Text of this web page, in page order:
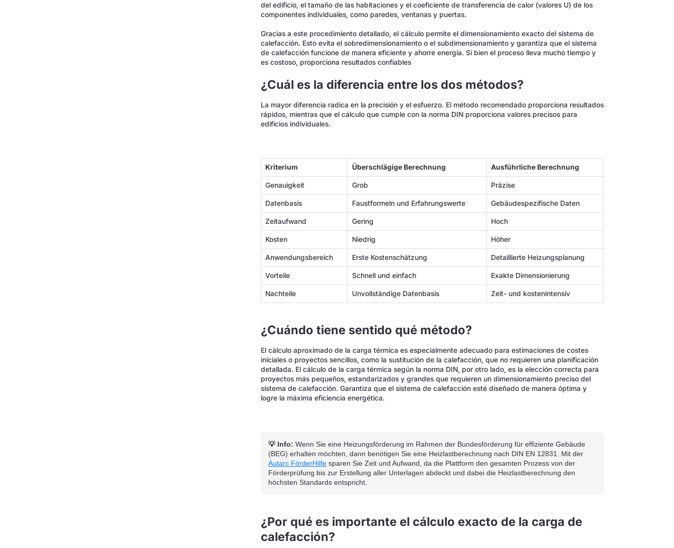
del edificio, el tamaño de las habitaciones y el coeficiente de transferencia de calor (valores U) de los
componentes individuales, como paredes, ventanas y puertas.
Gracias a este procedimiento detallado, el cálculo permite el dimensionamiento exacto del sistema de
calefacción. Esto evita el sobredimensionamiento o el subdimensionamiento y garantiza que el sistema
de calefacción funcione de manera eficiente y ahorre energía. Si bien el proceso lleva mucho tiempo y
es costoso, proporciona resultados confiables
¿Cuál es la diferencia entre los dos métodos?
La mayor diferencia radica en la precisión y el esfuerzo. El método recomendado proporciona resultados
rápidos, mientras que el cálculo que cumple con la norma DIN proporciona valores precisos para
edificios individuales.
Kriterium Überschlägige Berechnung Ausführliche Berechnung
Genauigkeit Grob Präzise
Datenbasis Faustformeln und Erfahrungswerte Gebäudespezifische Daten
Zeitaufwand Gering Hoch
Kosten Niedrig Höher
Anwendungsbereich Erste Kostenschätzung Detaillierte Heizungsplanung
Vorteile Schnell und einfach Exakte Dimensionierung
Nachteile Unvollständige Datenbasis Zeit- und kostenintensiv
¿Cuándo tiene sentido qué método?
El cálculo aproximado de la carga térmica es especialmente adecuado para estimaciones de costes
iniciales o proyectos sencillos, como la sustitución de la calefacción, que no requieren una planificación
detallada. El cálculo de la carga térmica según la norma DIN, por otro lado, es la elección correcta para
proyectos más pequeños, estandarizados y grandes que requieren un dimensionamiento preciso del
sistema de calefacción. Garantiza que el sistema de calefacción esté diseñado de manera óptima y
logre la máxima eficiencia energética.
💡 Info: Wenn Sie eine Heizungsförderung im Rahmen der Bundesförderung für effiziente Gebäude
(BEG) erhalten möchten, dann benötigen Sie eine Heizlastberechnung nach DIN EN 12831. Mit der
Autarc FörderHilfe sparen Sie Zeit und Aufwand, da die Plattform den gesamten Prozess von der
Förderprüfung bis zur Erstellung aller Unterlagen abdeckt und dabei die Heizlastberechnung den
höchsten Standards entspricht.
¿Por qué es importante el cálculo exacto de la carga de
calefacción?